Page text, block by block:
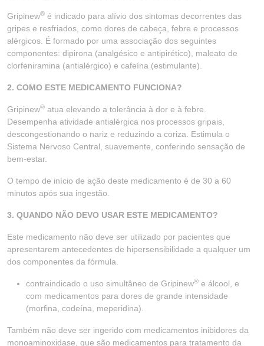
Gripinew® é indicado para alívio dos sintomas decorrentes das
gripes e resfriados, como dores de cabeça, febre e processos
alérgicos. É formado por uma associação dos seguintes
componentes: dipirona (analgésico e antipirético), maleato de
clorfeniramina (antialérgico) e cafeína (estimulante).
2. COMO ESTE MEDICAMENTO FUNCIONA?
Gripinew® atua elevando a tolerância à dor e à febre.
Desempenha atividade antialérgica nos processos gripais,
descongestionando o nariz e reduzindo a coriza. Estimula o
Sistema Nervoso Central, suavemente, conferindo sensação de
bem-estar.
O tempo de início de ação deste medicamento é de 30 a 60
minutos após sua ingestão.
3. QUANDO NÃO DEVO USAR ESTE MEDICAMENTO?
Este medicamento não deve ser utilizado por pacientes que
apresentarem antecedentes de hipersensibilidade a qualquer um
dos componentes da fórmula.
contraindicado o uso simultâneo de Gripinew® e álcool, e
com medicamentos para dores de grande intensidade
(morfina, codeína, meperidina).
Também não deve ser ingerido com medicamentos inibidores da
monoaminoxidase, que são medicamentos para tratamento da